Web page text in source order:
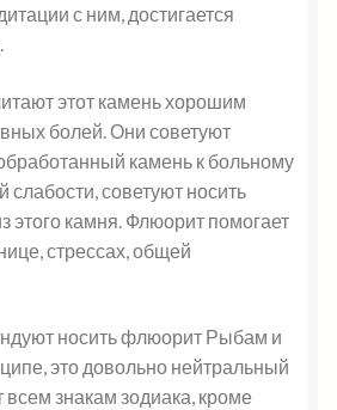
с ним, достигается
этот камень хорошим
болей. Они советуют
камень к больному
слабости, советуют носить
этого камня. Флюорит помогает
стрессах, общей
носить флюорит Рыбам и
это довольно нейтральный
всем знакам зодиака, кроме